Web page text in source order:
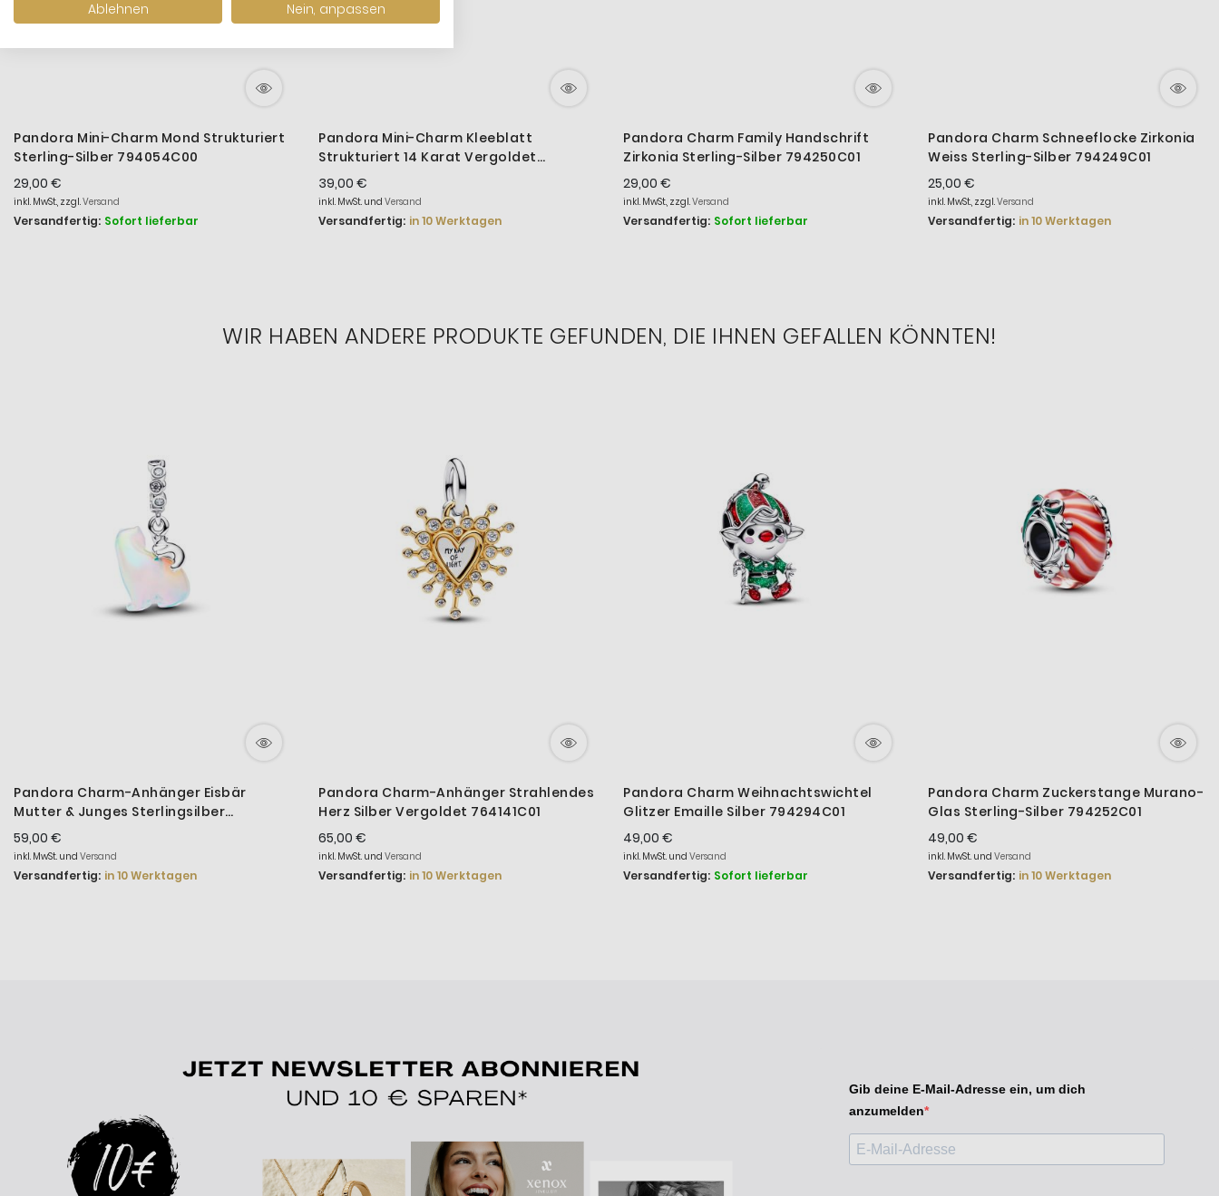
Pandora Mini-Charm Mond Strukturiert
Sterling-Silber 794054C00
29,00 €
inkl. MwSt., zzgl.Versand
Versandfertig: Sofort lieferbar
Pandora Mini-Charm Kleeblatt
Strukturiert 14 Karat Vergoldet
764047C00
39,00 €
inkl. MwSt. und Versand
Versandfertig: in 10 Werktagen
Pandora Charm Family Handschrift
Zirkonia Sterling-Silber 794250C01
29,00 €
inkl. MwSt., zzgl.Versand
Versandfertig: Sofort lieferbar
Pandora Charm Schneeflocke Zirkonia
Weiss Sterling-Silber 794249C01
25,00 €
inkl. MwSt., zzgl.Versand
Versandfertig: in 10 Werktagen
WIR HABEN ANDERE PRODUKTE GEFUNDEN, DIE IHNEN GEFALLEN KÖNNTEN!
Pandora Charm-Anhänger Eisbär
Mutter & Junges Sterlingsilber
794243C01
59,00 €
inkl. MwSt. und Versand
Versandfertig: in 10 Werktagen
Pandora Charm-Anhänger Strahlendes
Herz Silber Vergoldet 764141C01
65,00 €
inkl. MwSt. und Versand
Versandfertig: in 10 Werktagen
Pandora Charm Weihnachtswichtel
Glitzer Emaille Silber 794294C01
49,00 €
inkl. MwSt. und Versand
Versandfertig: Sofort lieferbar
Pandora Charm Zuckerstange Murano-
Glas Sterling-Silber 794252C01
49,00 €
inkl. MwSt. und Versand
Versandfertig: in 10 Werktagen
Gib deine E-Mail-Adresse ein, um dich
anzumelden
Ablehnen
Nein, anpassen